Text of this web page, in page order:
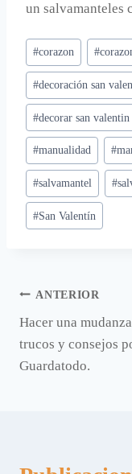
un salvamanteles
Etiquetas
de
la
entrada:
#corazon #
#decoración san
#decorar san valentin
#manualidad #
#salvamantel #
#San Valentín
Navegación
de
entradas
ANTERIOR
Hacer una
trucos y consejos
Guardatodo.